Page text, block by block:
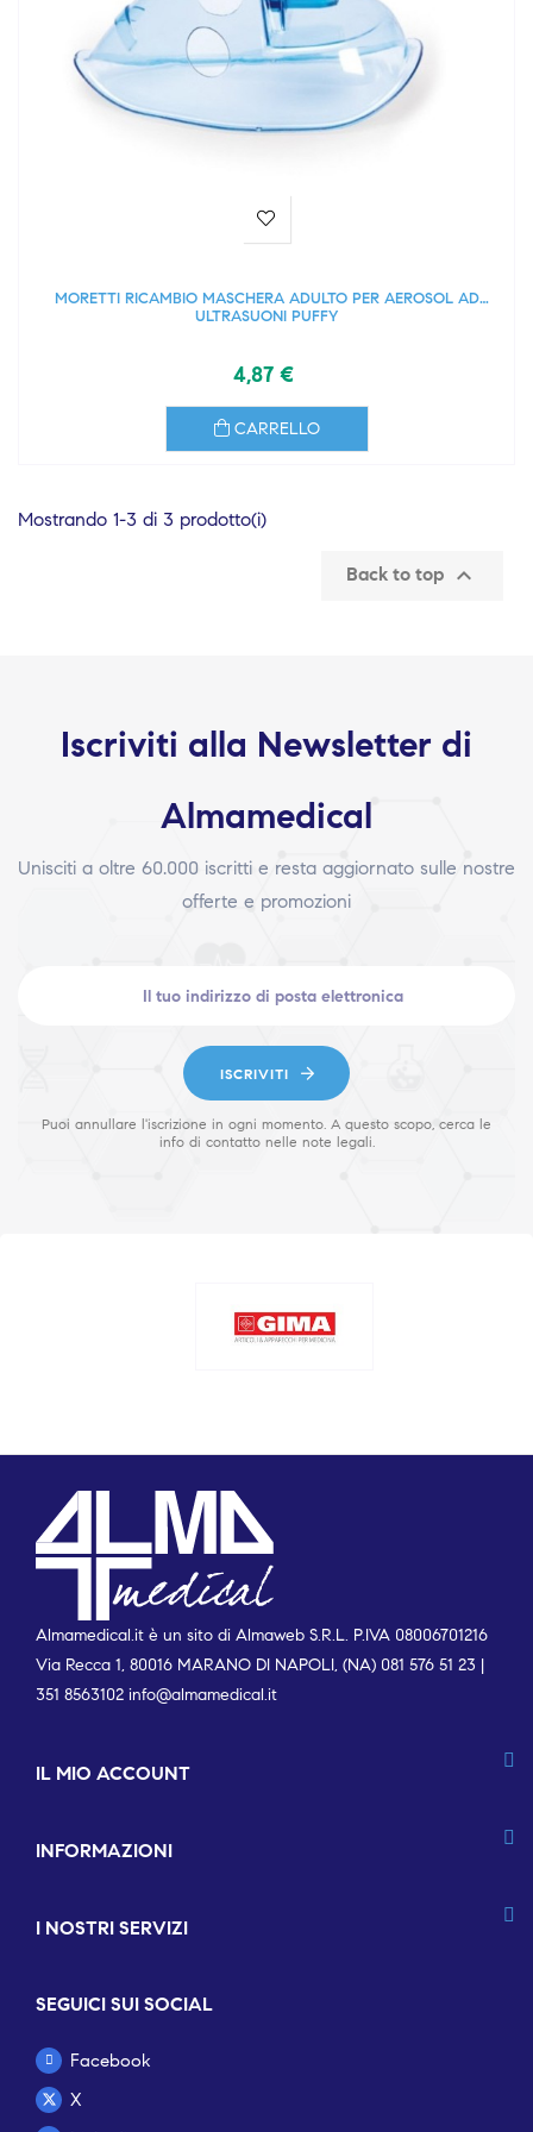
MORETTI RICAMBIO MASCHERA ADULTO PER AEROSOL AD
ULTRASUONI PUFFY
4,87 €
CARRELLO
Mostrando 1-3 di 3 prodotto(i)
Back to top 
Iscriviti alla Newsletter di
Almamedical
Unisciti a oltre 60.000 iscritti e resta aggiornato sulle nostre
offerte e promozioni
ISCRIVITI
Puoi annullare l'iscrizione in ogni momento. A questo scopo, cerca le
info di contatto nelle note legali.
Almamedical.it è un sito di Almaweb S.R.L. P.IVA 08006701216
Via Recca 1, 80016 MARANO DI NAPOLI, (NA) 081 576 51 23 |
351 8563102 info@almamedical.it
IL MIO ACCOUNT
INFORMAZIONI
I NOSTRI SERVIZI
SEGUICI SUI SOCIAL
Facebook
X